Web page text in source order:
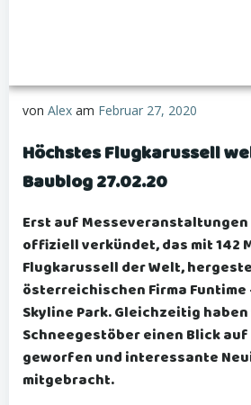
von Alex am Februar 27, 2020
Höchstes Flugkarussell
Baublog 27.02.20
Erst auf
offiziell verkündet, das mit 142
Flugkarussell der Welt,
österreichischen Firma Funtime
Skyline Park. Gleichzeitig
Schneegestöber einen Blick
geworfen und interessante
mitgebracht.